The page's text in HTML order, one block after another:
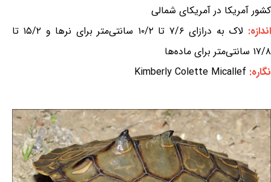
کشور آمریکا در آمریکای شمالی
اندازه:
لاک به درازای ۷/۶ تا ۱۰/۲ سانتی‌متر برای نرها و ۱۵/۲ تا
۱۷/۸ سانتی‌متر برای ماده‌ها
نگاره: Kimberly Colette Micallef